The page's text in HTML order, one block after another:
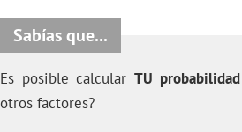
Es posible calcular TU
otros factores?